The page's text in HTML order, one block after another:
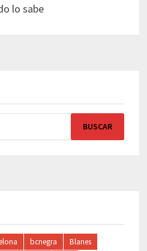
lo sabe
bcnegra Blanes